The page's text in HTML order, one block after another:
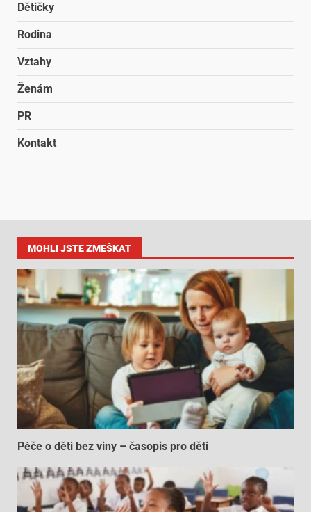
Dětičky
Rodina
Vztahy
Ženám
PR
Kontakt
MOHLI JSTE ZMEŠKAT
Péče o děti bez viny – časopis pro děti